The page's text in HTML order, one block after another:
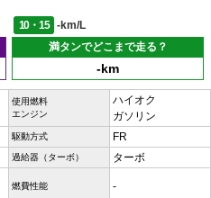
10・15
-km/L
満タンでどこまで走る？
-km
使用燃料
エンジン
ハイオク
ガソリン
駆動方式 FR
過給器（ターボ） ターボ
燃費性能 -